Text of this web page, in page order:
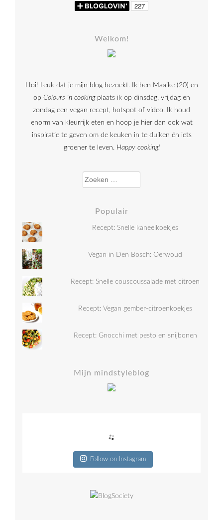
Welkom!
Hoi! Leuk dat je mijn blog bezoekt. Ik ben Maaike (20) en
op Colours 'n cookingplaats ik op dinsdag, vrijdag en
zondag een vegan recept, hotspot of video. Ik houd
enorm van kleurrijk eten en hoop je hier dan ook wat
inspiratie te geven om de keuken in te duiken én iets
groener te leven. Happy cooking!
Zoeken naar:
Populair
Recept: Snelle kaneelkoekjes
Vegan in Den Bosch: Oerwoud
Recept: Snelle couscoussalade met citroen
Recept: Vegan gember-citroenkoekjes
Recept: Gnocchi met pesto en snijbonen
Mijn mindstyleblog
Follow on Instagram